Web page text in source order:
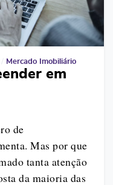
Mercado Imobiliário
em
de
Mas por que
tanta atenção
da maioria das